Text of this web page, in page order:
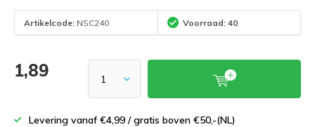
Artikelcode: NSC240 Voorraad: 40
1,89
Levering vanaf €4,99 / gratis boven €50,-(NL)